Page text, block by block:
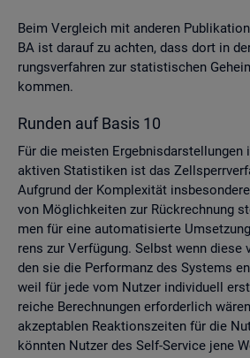
Beim Ver­gleich mit an­de­ren
BA ist dar­auf zu ach­ten, dass dort in
rungs­ver­fah­ren zur sta­tis­ti­schen
kom­men.
Run­den auf Basis 10
Für die meis­ten Er­geb­nis­dar­stel­lun­gen
ak­ti­ven Sta­tis­ti­ken ist das
Auf­grund der Kom­ple­xi­tät
von Mög­lich­kei­ten zur Rück­rech­nung
men für eine au­to­ma­ti­sier­te
rens zur Ver­fü­gung. Selbst wenn diese
den sie die Per­for­manz des Sys­tems
weil für jede vom Nut­zer in­di­vi­du­ell
rei­che Be­rech­nun­gen er­for­der­lich
ak­zep­ta­blen Re­ak­ti­ons­zei­ten für die
könn­ten Nut­zer des Self-Ser­vice jene